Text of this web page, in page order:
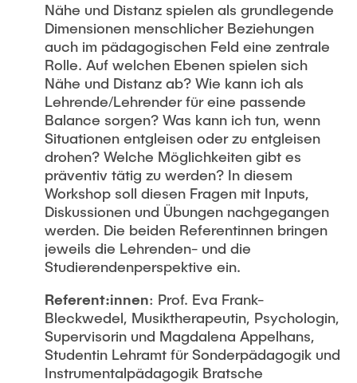
Nähe und Distanz spielen als grundlegende
Dimensionen menschlicher Beziehungen
auch im pädagogischen Feld eine zentrale
Rolle. Auf welchen Ebenen spielen sich
Nähe und Distanz ab? Wie kann ich als
Lehrende/Lehrender für eine passende
Balance sorgen? Was kann ich tun, wenn
Situationen entgleisen oder zu entgleisen
drohen? Welche Möglichkeiten gibt es
präventiv tätig zu werden? In diesem
Workshop soll diesen Fragen mit Inputs,
Diskussionen und Übungen nachgegangen
werden. Die beiden Referentinnen bringen
jeweils die Lehrenden- und die
Studierendenperspektive ein.
Referent:innen: Prof. Eva Frank-
Bleckwedel, Musiktherapeutin, Psychologin,
Supervisorin und Magdalena Appelhans,
Studentin Lehramt für Sonderpädagogik und
Instrumentalpädagogik Bratsche